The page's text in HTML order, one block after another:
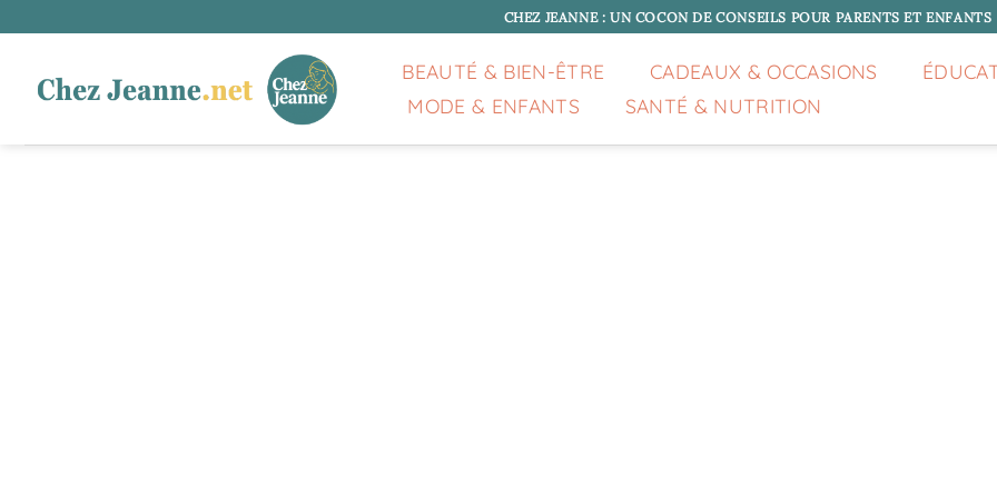
au
CHEZ JEANNE : UN COCON DE CONSEILS POUR PARENTS ET ENFANTS
BEAUTÉ & BIEN-ÊTRE CADEAUX & OCCASIONS
MODE & ENFANTS
SANTÉ & NUTRITION